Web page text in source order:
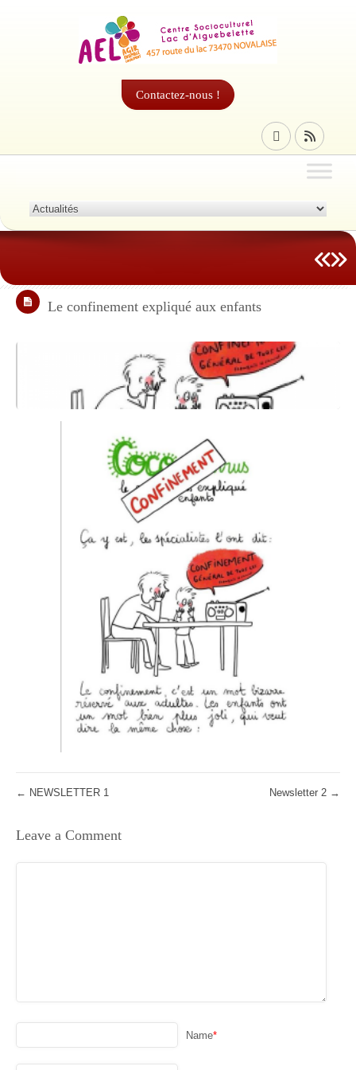
Contactez-nous !
Le confinement expliqué aux enfants
← NEWSLETTER 1 Newsletter 2 →
Leave a Comment
Name*